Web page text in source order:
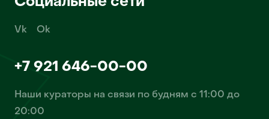
Vk Ok
+7 921 646-00-00
Наши кураторы на связи по будням с 11:00 до
20:00